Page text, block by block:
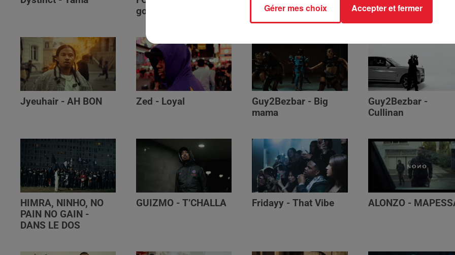
golibe
Génération Impolie
Jyeuhair - AH BON Zed - Loyal
Guy2Bezbar - Big
mama
Guy2Bezbar -
Cullinan
HIMRA, NINHO, NO
PAIN NO GAIN -
DANS LE DOS
GUIZMO - T’CHALLA Fridayy - That Vibe ALONZO -
Gérer mes choix Accepter et fermer